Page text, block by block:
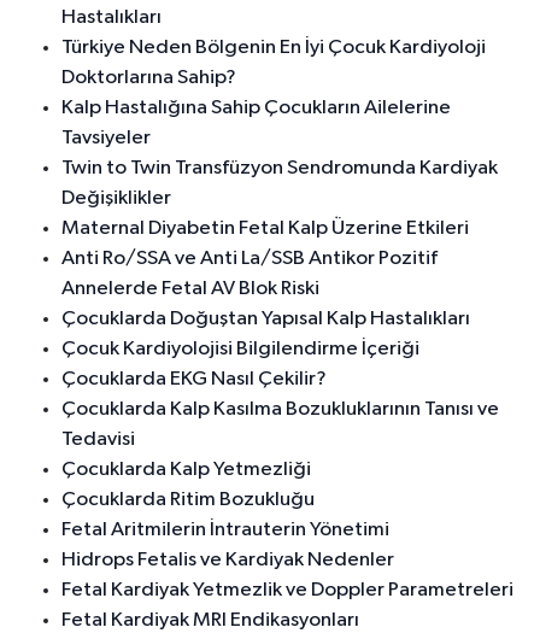
Hastalıkları
Türkiye Neden Bölgenin En İyi Çocuk Kardiyoloji
Doktorlarına Sahip?
Kalp Hastalığına Sahip Çocukların Ailelerine
Tavsiyeler
Twin to Twin Transfüzyon Sendromunda Kardiyak
Değişiklikler
Maternal Diyabetin Fetal Kalp Üzerine Etkileri
Anti Ro/SSA ve Anti La/SSB Antikor Pozitif
Annelerde Fetal AV Blok Riski
Çocuklarda Doğuştan Yapısal Kalp Hastalıkları
Çocuk Kardiyolojisi Bilgilendirme İçeriği
Çocuklarda EKG Nasıl Çekilir?
Çocuklarda Kalp Kasılma Bozukluklarının Tanısı ve
Tedavisi
Çocuklarda Kalp Yetmezliği
Çocuklarda Ritim Bozukluğu
Fetal Aritmilerin İntrauterin Yönetimi
Hidrops Fetalis ve Kardiyak Nedenler
Fetal Kardiyak Yetmezlik ve Doppler Parametreleri
Fetal Kardiyak MRI Endikasyonları